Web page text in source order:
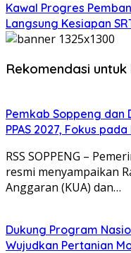
Kawal Progres
Langsung Kesiapan
Rekomendasi untuk
Pemkab Soppeng dan
PPAS 2027, Fokus
RSS SOPPENG –
resmi menyampaikan
Anggaran (KUA) dan…
Dukung Program
Wujudkan Pertanian